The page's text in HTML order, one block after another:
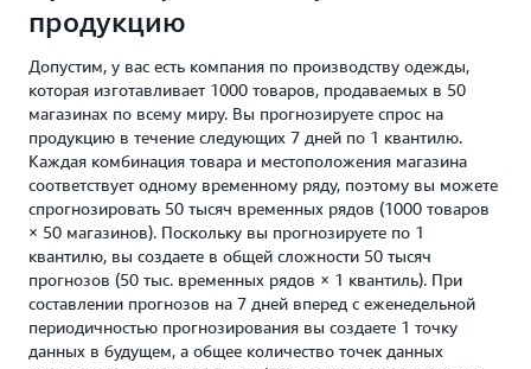
продукцию
Допустим, у вас есть компания по производству одежды,
которая изготавливает 1000 товаров, продаваемых в 50
магазинах по всему миру. Вы прогнозируете спрос на
продукцию в течение следующих 7 дней по 1 квантилю.
Каждая комбинация товара и местоположения магазина
соответствует одному временному ряду, поэтому вы можете
спрогнозировать 50 тысяч временных рядов (1000 товаров
× 50 магазинов). Поскольку вы прогнозируете по 1
квантилю, вы создаете в общей сложности 50 тысяч
прогнозов (50 тыс. временных рядов × 1 квантиль). При
составлении прогнозов на 7 дней вперед с еженедельной
периодичностью прогнозирования вы создаете 1 точку
данных в будущем, а общее количество точек данных